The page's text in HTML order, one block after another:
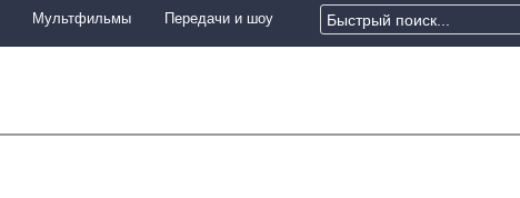
Мультфильмы Передачи и шоу